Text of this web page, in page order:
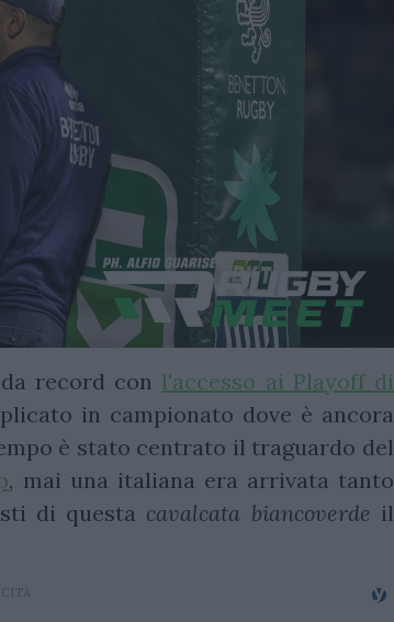
record con l'accesso ai Playoff di
in campionato dove è ancora
è stato centrato il traguardo del
, mai una italiana era arrivata tanto
di questa cavalcata biancoverde il